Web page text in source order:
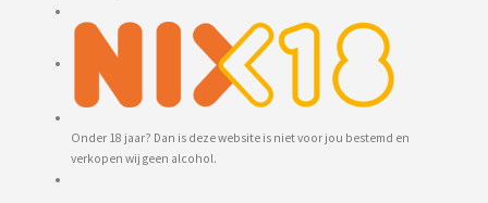
Onder 18 jaar? Dan is deze website is niet voor jou bestemd en
verkopen wij geen alcohol.